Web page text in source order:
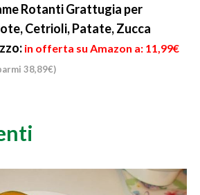
Rotanti Grattugia per
Cetrioli, Patate, Zucca
in offerta su Amazon a: 11,99€
38,89€)